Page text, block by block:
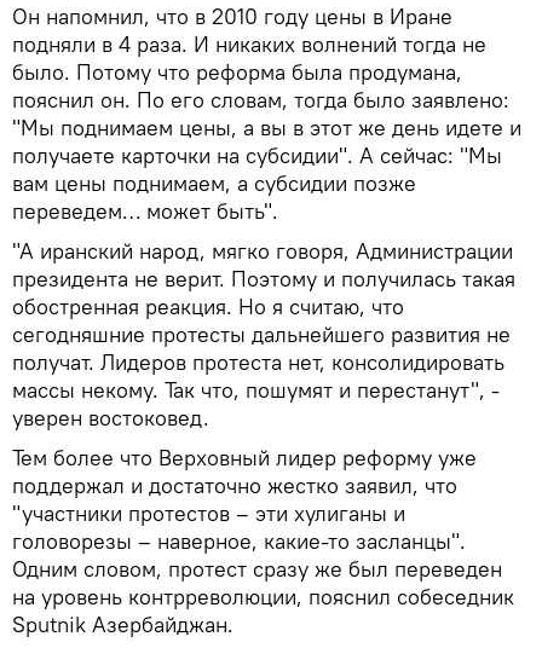
Он напомнил, что в 2010 году цены в Иране
подняли в 4 раза. И никаких волнений тогда не
было. Потому что реформа была продумана,
пояснил он. По его словам, тогда было заявлено:
"Мы поднимаем цены, а вы в этот же день идете и
получаете карточки на субсидии". А сейчас: "Мы
вам цены поднимаем, а субсидии позже
переведем… может быть".
"А иранский народ, мягко говоря, Администрации
президента не верит. Поэтому и получилась такая
обостренная реакция. Но я считаю, что
сегодняшние протесты дальнейшего развития не
получат. Лидеров протеста нет, консолидировать
массы некому. Так что, пошумят и перестанут", -
уверен востоковед.
Тем более что Верховный лидер реформу уже
поддержал и достаточно жестко заявил, что
"участники протестов – эти хулиганы и
головорезы – наверное, какие-то засланцы".
Одним словом, протест сразу же был переведен
на уровень контрреволюции, пояснил собеседник
Sputnik Азербайджан.